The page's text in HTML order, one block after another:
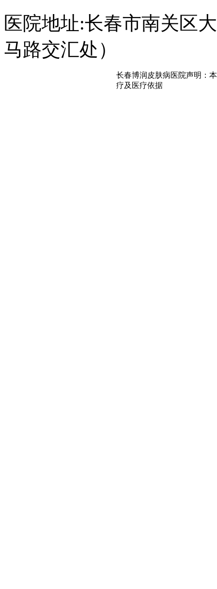
医院地址:长春市南关区
马路交汇处）
长春博润皮肤病医院声明：
疗及医疗依据